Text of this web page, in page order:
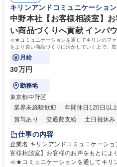
キリンアンドコミュニケーショ
中野本社【お客様相談室】
い商品づくりへ貢献 インバ
≪★コミュニケーションを通してキリンのフ
をより良い商品づくりに活かしていく上で、
月給
30万円
勤務地
東京都中野区
業界未経験歓迎
年間休日120日以上
賞与あり
交通費支給 土日祝休み
仕事の内容
企業名 キリンアンドコミュニケーションズ株式会社
客様相談室】お客様のお声をもとにより良い
≪★コミュニケーションを通してキ